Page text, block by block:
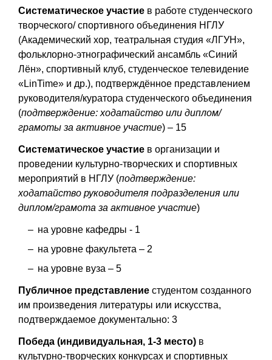
Систематическое участие в работе студенческого
творческого/ спортивного объединения НГЛУ
(Академический хор, театральная студия «ЛГУН»,
фольклорно-этнографический ансамбль «Синий
Лён», спортивный клуб, студенческое телевидение
«LinTime» и др.), подтверждённое представлением
руководителя/куратора студенческого объединения
(подтверждение: ходатайство или диплом/
грамоты за активное участие) – 15
Систематическое участие в организации и
проведении культурно-творческих и спортивных
мероприятий в НГЛУ (подтверждение:
ходатайство руководителя подразделения или
диплом/грамота за активное участие)
на уровне кафедры - 1
на уровне факультета – 2
на уровне вуза – 5
Публичное представление студентом созданного
им произведения литературы или искусства,
подтверждаемое документально: 3
Победа (индивидуальная, 1-3 место) в
культурно-творческих конкурсах и спортивных